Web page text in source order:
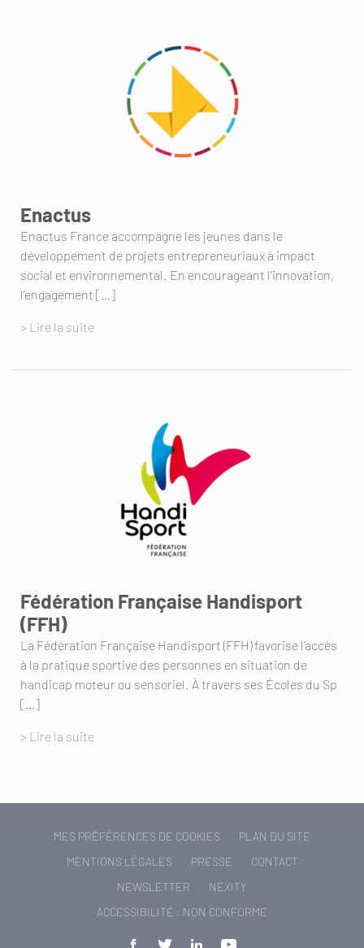
Enactus
Enactus France accompagne les jeunes dans le
développement de projets entrepreneuriaux à impact
social et environnemental. En encourageant l’innovation,
l’engagement […]
> Lire la suite
Fédération Française Handisport
(FFH)
La Fédération Française Handisport (FFH) favorise l’accès
à la pratique sportive des personnes en situation de
handicap moteur ou sensoriel. À travers ses Écoles du Sp
[…]
> Lire la suite
MES PRÉFÉRENCES DE COOKIES
PLAN DU SITE
MENTIONS LÉGALES
PRESSE
CONTACT
NEWSLETTER
NEXITY
ACCESSIBILITÉ : NON CONFORME